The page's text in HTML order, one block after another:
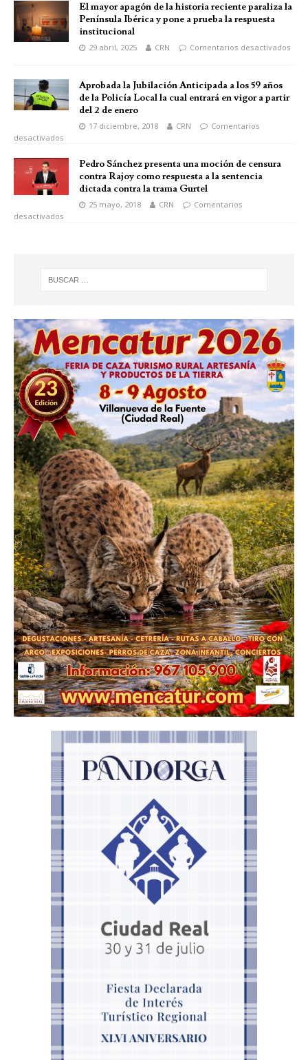
El mayor apagón de la historia reciente paraliza la
Península Ibérica y pone a prueba la respuesta
institucional
29 abril, 2025 CRN Comentarios desactivados
Aprobada la Jubilación Anticipada a los 59 años
de la Policía Local la cual entrará en vigor a partir
del 2 de enero
17 diciembre, 2018 CRN
Comentarios
desactivados
Pedro Sánchez presenta una moción de censura
contra Rajoy como respuesta a la sentencia
dictada contra la trama Gurtel
25 mayo, 2018 CRN
Comentarios
desactivados